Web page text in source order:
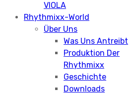
VIOLA
Rhythmixx-World
Über Uns
Was Uns Antreibt
Produktion Der
Rhythmixx
Geschichte
Downloads